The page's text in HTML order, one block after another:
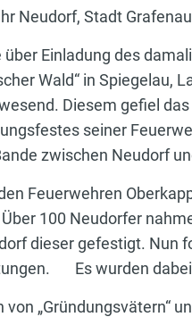
Neudorf, Stadt
Einladung des
Wald“ in Spiegelau,
Diesem gefiel
seiner
zwischen Neudorf
Feuerwehren
100 Neudorfer
dieser gefestigt. Nun
Es wurden
„Gründungsvätern“